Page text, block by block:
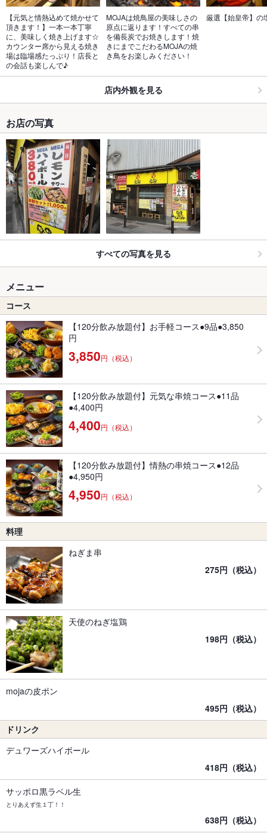
【元気と情熱込めて焼かせて
頂きます！】一本一本丁寧
に、美味しく焼き上げます☆
カウンター席から見える焼き
場は臨場感たっぷり！店長と
の会話も楽しんで♪
MOJAは焼鳥屋の美味しさの
原点に返ります！すべての串
を備長炭でお焼きします！焼
きにまでこだわるMOJAの焼
き鳥をお楽しみください！
厳選【始皇帝】の
店内外観を見る
お店の写真
すべての写真を見る
メニュー
コース
【120分飲み放題付】お手軽コース●9品●3,850
円
3,850円（税込）
【120分飲み放題付】元気な串焼コース●11品
●4,400円
4,400円（税込）
【120分飲み放題付】情熱の串焼コース●12品
●4,950円
4,950円（税込）
料理
ねぎま串
275円（税込）
天使のねぎ塩鶏
198円（税込）
mojaの皮ポン
495円（税込）
ドリンク
デュワーズハイボール
418円（税込）
サッポロ黒ラベル生
とりあえず生１丁！！
638円（税込）